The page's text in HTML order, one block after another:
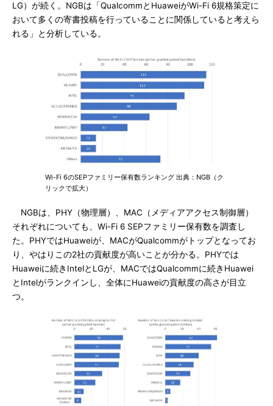
LG）が続く。NGBは「QualcommとHuaweiがWi-Fi 6規格策定に
おいて多くの寄書投稿を行っていることに関係していると考えら
れる」と分析している。
Wi-Fi 6のSEPファミリー保有数ランキング 出典：NGB（ク
リックで拡大）
NGBは、PHY（物理層）、MAC（メディアアクセス制御層）
それぞれについても、Wi-Fi 6 SEPファミリー保有数を調査し
た。PHYではHuaweiが、MACがQualcommがトップとなってお
り、やはりこの2社の貢献度が高いことが分かる。PHYでは
Huaweiに続きIntelとLGが、MACではQualcommに続きHuawei
とIntelがランクインし、全体にHuaweiの貢献度の高さが目立
つ。